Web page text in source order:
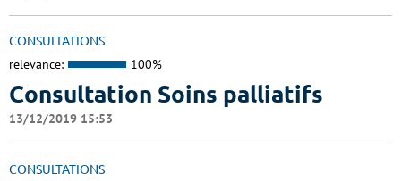
CONSULTATIONS
relevance: 100%
Consultation Soins palliatifs
13/12/2019 15:53
CONSULTATIONS